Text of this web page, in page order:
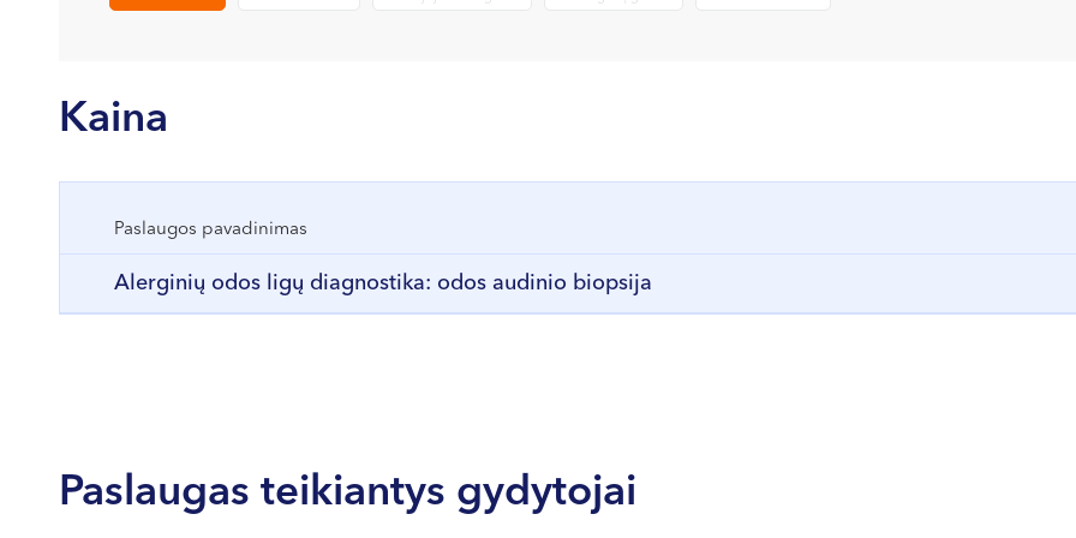
Kaina
Paslaugos pavadinimas
Alerginių odos ligų diagnostika: odos audinio biopsija
Paslaugas teikiantys gydytojai